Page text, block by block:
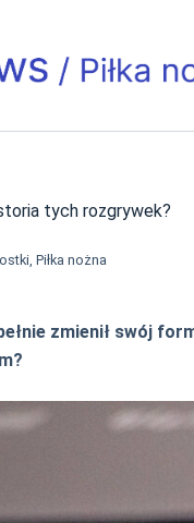
tych rozgrywek?
,Piłka nożna
zmienił swój